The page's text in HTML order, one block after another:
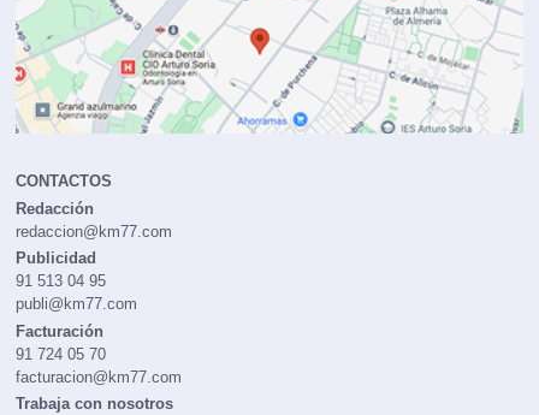
CONTACTOS
Redacción
redaccion@km77.com
Publicidad
91 513 04 95
publi@km77.com
Facturación
91 724 05 70
facturacion@km77.com
Trabaja con nosotros